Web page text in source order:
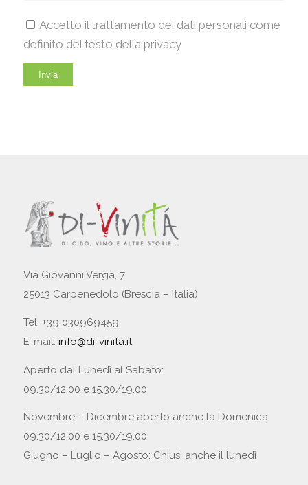
Accetto il trattamento dei dati personali come
definito del testo della privacy
Via Giovanni Verga, 7
25013 Carpenedolo (Brescia – Italia)
Tel. +39 030969459
E-mail: info@di-vinita.it
Aperto dal Lunedì al Sabato:
09.30/12.00 e 15.30/19.00
Novembre – Dicembre aperto anche la Domenica
09.30/12.00 e 15.30/19.00
Giugno – Luglio – Agosto: Chiusi anche il lunedì